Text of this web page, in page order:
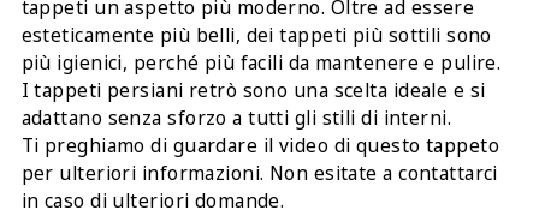
tappeti un aspetto più moderno. Oltre ad essere
esteticamente più belli, dei tappeti più sottili sono
più igienici, perché più facili da mantenere e pulire.
I tappeti persiani retrò sono una scelta ideale e si
adattano senza sforzo a tutti gli stili di interni.
Ti preghiamo di guardare il video di questo tappeto
per ulteriori informazioni. Non esitate a contattarci
in caso di ulteriori domande.